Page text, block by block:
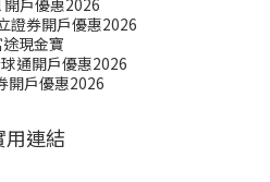
證券開戶優惠2026
途現金寶
通開戶優惠2026
開戶優惠2026
用連結